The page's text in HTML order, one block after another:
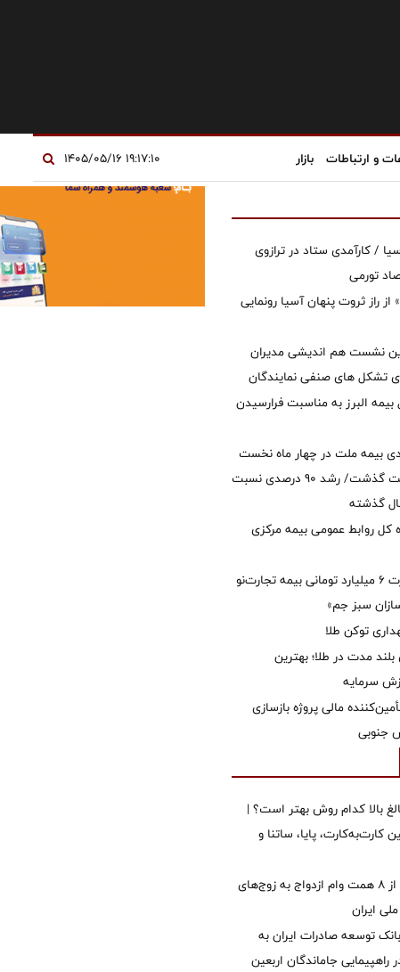
و ارتباطات بازار
/ کارآمدی ستاد در ترازوی
تورمی
راز ثروت پنهان آسیا رونمایی
نشست هم اندیشی مدیران
تشکل های صنفی نمایندگان
بیمه البرز به مناسبت فرارسیدن
بیمه ملت در چهار ماه نخست
امسال از 14.5 همت گذشت/ رشد 90 درصدی نسبت
گذشته
كل روابط عمومی بیمه مركزی
پرداخت خسارت ۶ میلیارد تومانی بیمه تجارت‌نو
سبز جم»
توکن طلا
مدت در طلا؛ بهترین
سرمایه
مالی پروژه بازسازی
بالا کدام روش بهتر است؟ |
کارت‌به‌کارت، پایا، ساتنا و
پرداخت بیش از ۸ همت وام ازدواج به زوج‌های
ایران
توسعه صادرات ایران به
جاماندگان اربعین